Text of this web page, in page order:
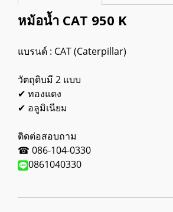
หม้อน้ำ CAT 950 K
แบรนด์ : CAT (Caterpillar)
วัตถุดิบมี 2 แบบ
✔ ทองแดง
✔ อลูมิเนียม
ติดต่อสอบถาม
☎ 086-104-0330
0861040330